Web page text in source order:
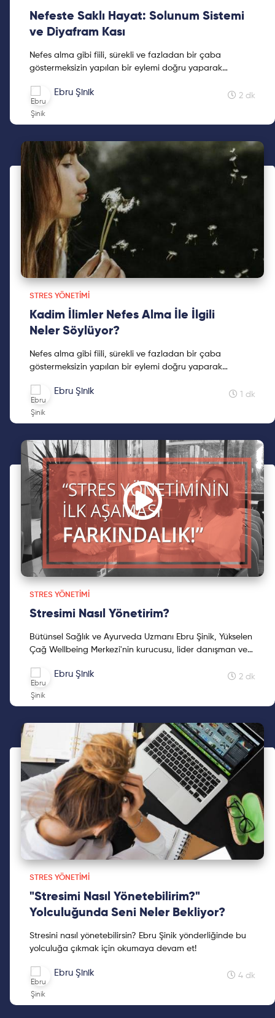
Nefeste Saklı Hayat: Solunum Sistemi
ve Diyafram Kası
Nefes alma gibi fiili, sürekli ve fazladan bir çaba
göstermeksizin yapılan bir eylemi doğru yaparak
keşfetmek için okumaya devam et!
Ebru Şinik 2 dk
STRES YÖNETIMI
Kadim İlimler Nefes Alma İle İlgili
Neler Söylüyor?
Nefes alma gibi fiili, sürekli ve fazladan bir çaba
göstermeksizin yapılan bir eylemi doğru yaparak
ile keşfetmek için yazıyı okumaya devam et!
Ebru Şinik 1 dk
STRES YÖNETIMI
Stresimi Nasıl Yönetirim?
Bütünsel Sağlık ve Ayurveda Uzmanı Ebru Şinik, Yükselen
Çağ Wellbeing Merkezi'nin kurucusu, lider danışman ve
Ebru Şinik 2 dk
STRES YÖNETIMI
"Stresimi Nasıl Yönetebilirim?"
Yolculuğunda Seni Neler Bekliyor?
Stresini nasıl yönetebilirsin? Ebru Şinik yönderliğinde bu
yolculuğa çıkmak için okumaya devam et!
Ebru Şinik 4 dk